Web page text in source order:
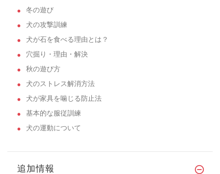
冬の遊び
犬の攻撃訓練
犬が石を食べる理由とは？
穴掘り・理由・解決
秋の遊び方
犬のストレス解消方法
犬が家具を噛じる防止法
基本的な服従訓練
犬の運動について
追加情報